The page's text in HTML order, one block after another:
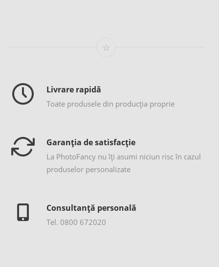
Livrare rapidă
Toate produsele din producția proprie
Garanția de satisfacție
La PhotoFancy nu îţi asumi niciun risc în cazul
produselor personalizate
Consultanță personală
Tel. 0800 672020